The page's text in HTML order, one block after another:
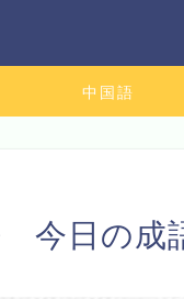
中国語
今日の成